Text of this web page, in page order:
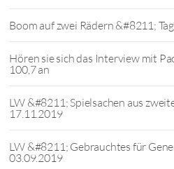
Boom auf zwei Rädern &#8211;
Hören sie sich das Interview mit
100,7 an
LW &#8211; Spielsachen aus
17.11.2019
LW &#8211; Gebrauchtes für
03.09.2019